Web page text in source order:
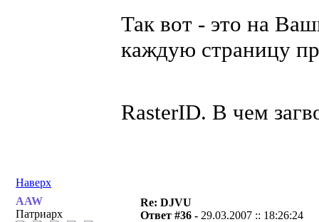
Так вот - это на
каждую страницу
RasterID. В чем
Наверх
AAW
Патриарх
Re: DJVU
Ответ #36 - 29.03.2007 :: 18:26:24